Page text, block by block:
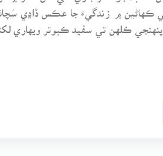
ڪهاڻين ۾ زندگيءَ جا عڪس ڏاڍي
ڪلهن تي سفيد ڪبوتر ويهاري